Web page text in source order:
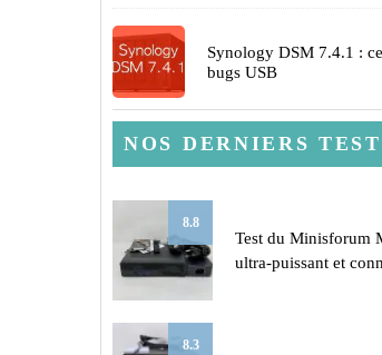
Synology DSM 7.4.1 :
bugs USB
NOS DERNIERS
8.8
Test du Minisforum
ultra-puissant et
8.3